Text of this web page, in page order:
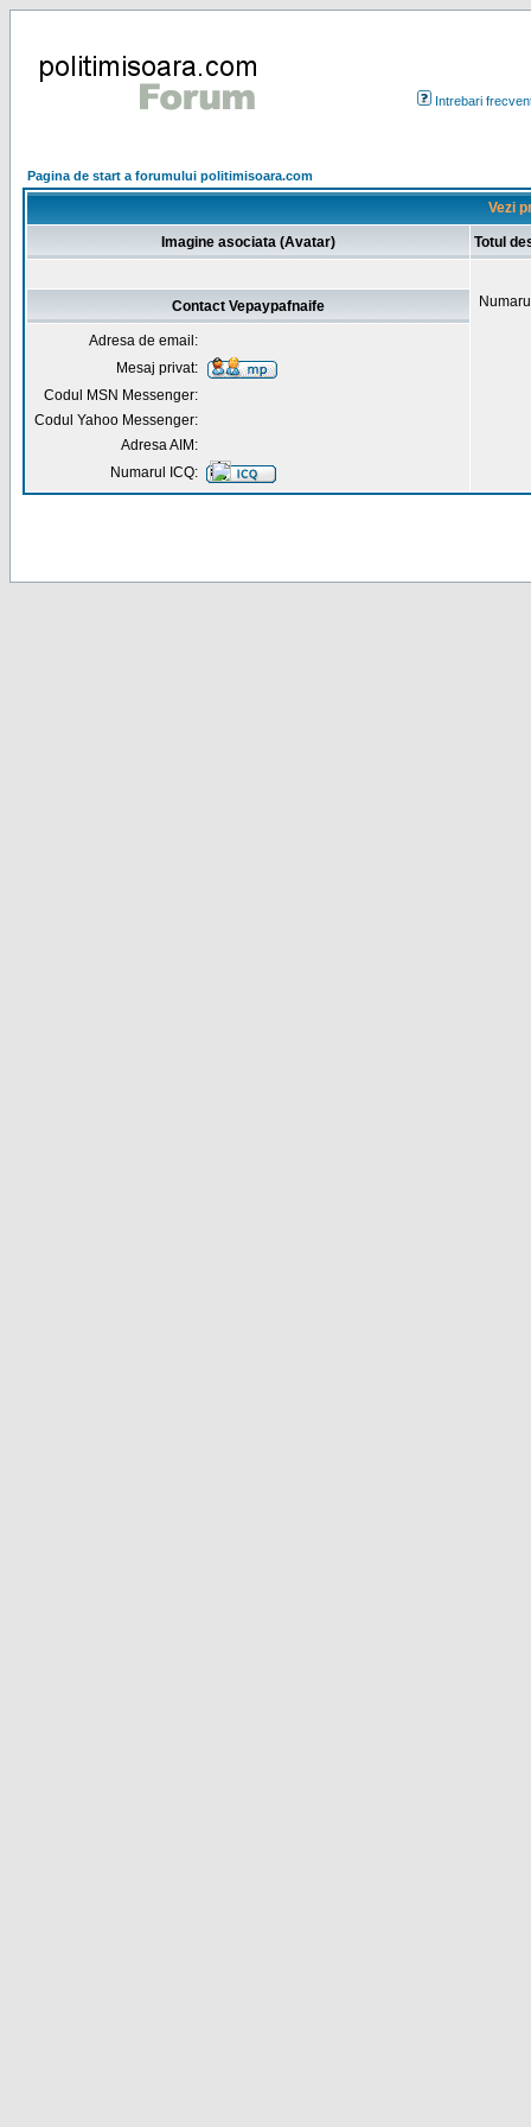
Intrebari
Pagina de start a forumului politimisoara.com
Vezi
Imagine asociata (Avatar) Totul
Contact Vepaypafnaife
Adresa de email:
Mesaj privat:
Codul MSN Messenger:
Codul Yahoo Messenger:
Adresa AIM:
Numarul ICQ: